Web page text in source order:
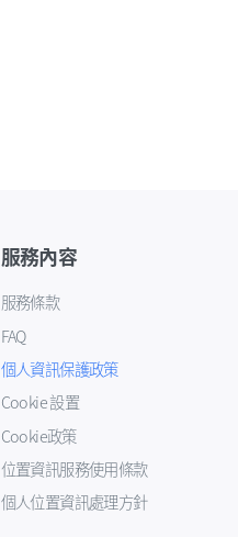
服務內容
服務條款
FAQ
個人資訊保護政策
Cookie 設置
Cookie政策
位置資訊服務使用條款
個人位置資訊處理方針